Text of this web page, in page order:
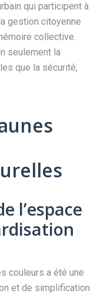
qui participent à
gestion citoyenne
collective.
seulement la
que la sécurité,
l’espace
couleurs a été une
et de simplification